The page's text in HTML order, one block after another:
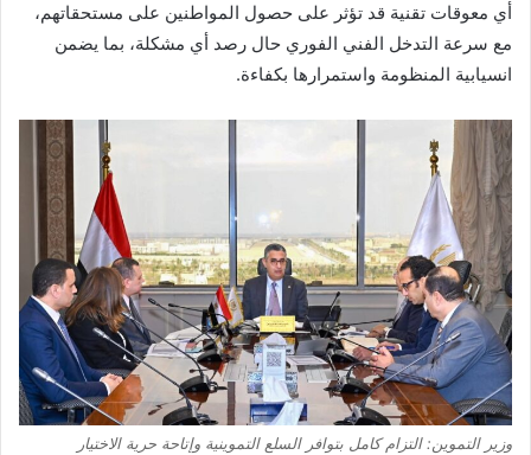
أي معوقات تقنية قد تؤثر على حصول المواطنين على مستحقاتهم،
مع سرعة التدخل الفني الفوري حال رصد أي مشكلة، بما يضمن
انسيابية المنظومة واستمرارها بكفاءة.
وزير التموين: التزام كامل بتوافر السلع التموينية وإتاحة حرية الاختيار